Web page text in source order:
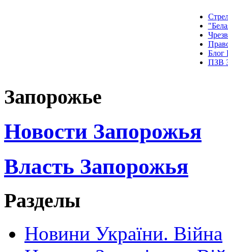
Блог
ПЗВ
Запорожье
Новости Запорожья
Власть Запорожья
Разделы
Новини України. Війна